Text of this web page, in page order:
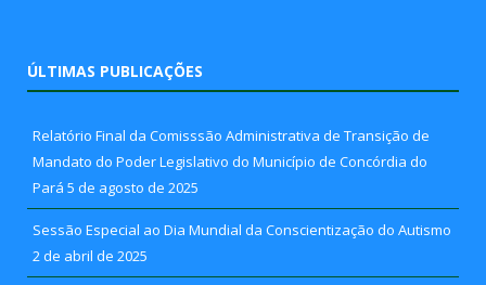
ÚLTIMAS PUBLICAÇÕES
Relatório Final da Comisssão Administrativa de Transição de
Mandato do Poder Legislativo do Município de Concórdia do
Pará 5 de agosto de 2025
Sessão Especial ao Dia Mundial da Conscientização do Autismo
2 de abril de 2025